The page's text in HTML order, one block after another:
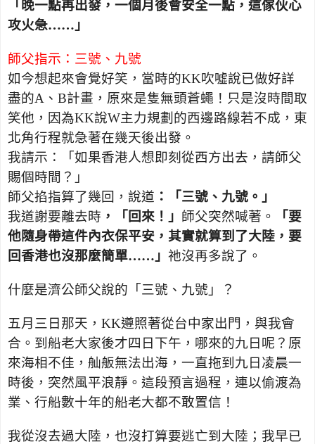
「晚一點再出發，一個月後會安全一點，這傢伙心
攻火急……」
師父指示：三號、九號
如今想起來會覺好笑，當時的KK吹噓說已做好詳
盡的A 、 B計畫，原來是隻無頭蒼蠅！只是沒時間取
笑他，因為KK說W主力規劃的西邊路線若不成，東
北角行程就急著在幾天後出發。
我請示：「如果香港人想即刻從西方出去，請師父
賜個時間？」
師父掐指算了幾回，說道 ：「三號、九號。」
我道謝要離去時 ，「回來！」 師父突然喊著。
「要
他隨身帶這件內衣保平安，其實就算到了大陸，要
回香港也沒那麼簡單……」 祂沒再多說了。
什麼是濟公師父說的「三號、九號」？
五月三日那天， KK遵照著從台中家出門，與我會
合。到船老大家後才四日下午，哪來的九日呢？原
來海相不佳，舢舨無法出海，一直拖到九日凌晨一
時後，突然風平浪靜。這段預言過程，連以偷渡為
業、行船數十年的船老大都不敢置信！
我從沒去過大陸，也沒打算要逃亡到大陸；我早已